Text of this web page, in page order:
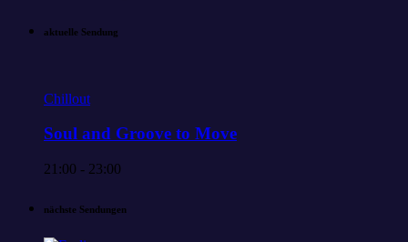
aktuelle Sendung
Chillout
Soul and Groove to Move
21:00 - 23:00
nächste Sendungen